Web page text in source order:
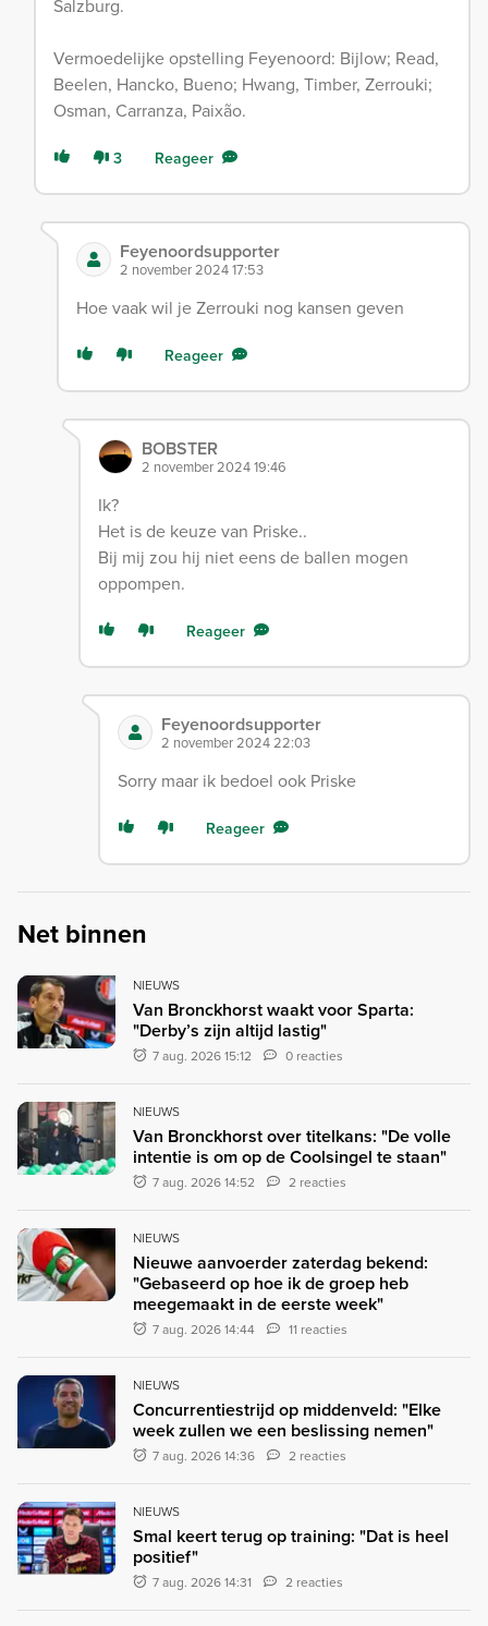
Salzburg.
Vermoedelijke opstelling Feyenoord: Bijlow; Read,
Beelen, Hancko, Bueno; Hwang, Timber, Zerrouki;
Osman, Carranza, Paixão.
3 Reageer
Feyenoordsupporter
2 november 2024 17:53
Hoe vaak wil je Zerrouki nog kansen geven
Reageer
BOBSTER
2 november 2024 19:46
Ik?
Het is de keuze van Priske..
Bij mij zou hij niet eens de ballen mogen
oppompen.
Reageer
Feyenoordsupporter
2 november 2024 22:03
Sorry maar ik bedoel ook Priske
Reageer
Net binnen
NIEUWS
Van Bronckhorst waakt voor Sparta:
"Derby’s zijn altijd lastig"
7 aug. 2026 15:12 0 reacties
NIEUWS
Van Bronckhorst over titelkans: "De volle
intentie is om op de Coolsingel te staan"
7 aug. 2026 14:52 2 reacties
NIEUWS
Nieuwe aanvoerder zaterdag bekend:
"Gebaseerd op hoe ik de groep heb
meegemaakt in de eerste week"
7 aug. 2026 14:44 11 reacties
NIEUWS
Concurrentiestrijd op middenveld: "Elke
week zullen we een beslissing nemen"
7 aug. 2026 14:36 2 reacties
NIEUWS
Smal keert terug op training: "Dat is heel
positief"
7 aug. 2026 14:31 2 reacties